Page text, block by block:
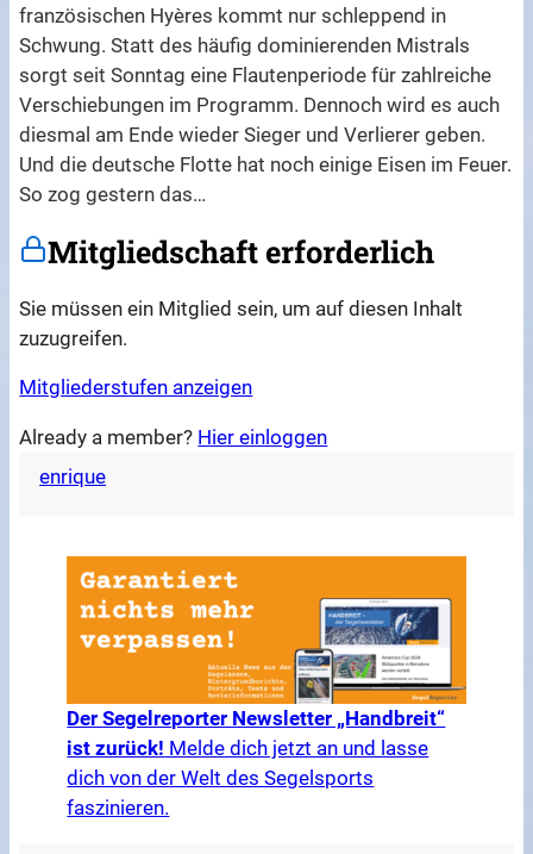
französischen Hyères kommt nur schleppend in
Schwung. Statt des häufig dominierenden Mistrals
sorgt seit Sonntag eine Flautenperiode für zahlreiche
Verschiebungen im Programm. Dennoch wird es auch
diesmal am Ende wieder Sieger und Verlierer geben.
Und die deutsche Flotte hat noch einige Eisen im Feuer.
So zog gestern das…
Mitgliedschaft erforderlich
Sie müssen ein Mitglied sein, um auf diesen Inhalt
zuzugreifen.
Mitgliederstufen anzeigen
Already a member? Hier einloggen
enrique
Der Segelreporter Newsletter „Handbreit“
ist zurück! Melde dich jetzt an und lasse
dich von der Welt des Segelsports
faszinieren.